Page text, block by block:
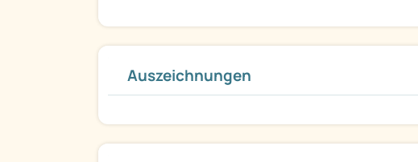
Auszeichnungen